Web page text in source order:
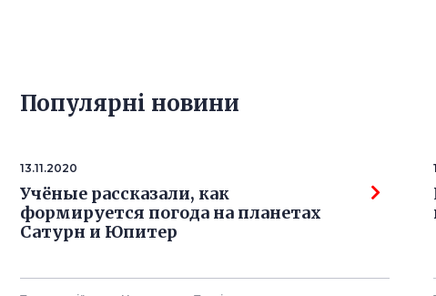
Популярнi новини
13.11.2020
Учёные рассказали, как
формируется погода на планетах
Сатурн и Юпитер